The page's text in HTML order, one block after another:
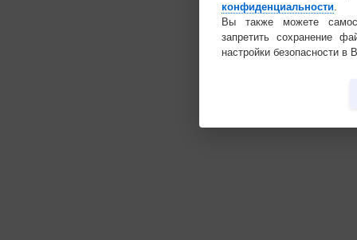
конфиденциальности.
Вы также можете
запретить сохранение
настройки безопасности в